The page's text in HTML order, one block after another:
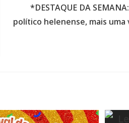
*DESTAQUE DA
político helenense, mais